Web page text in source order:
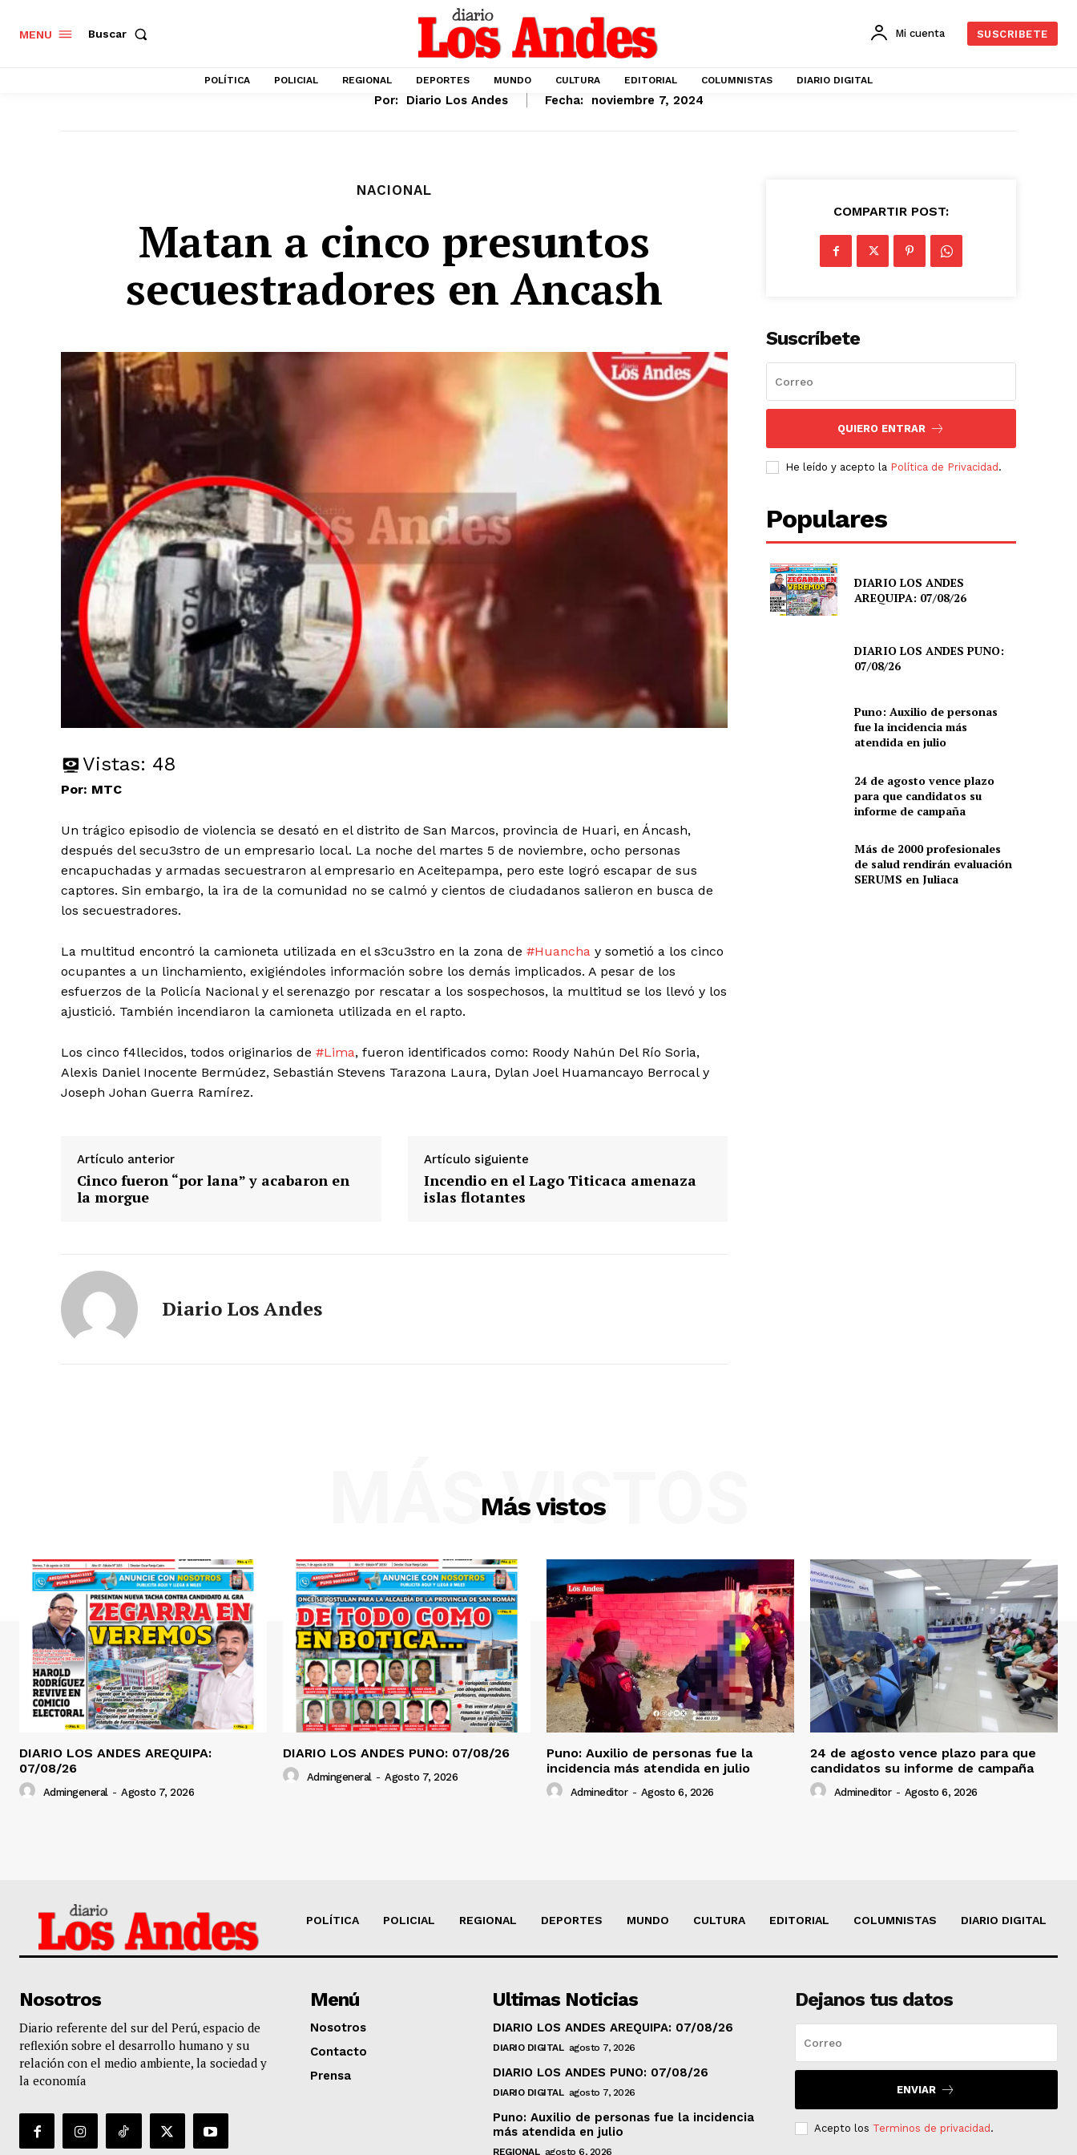
Contacto
Prensa
MENU Buscar Mi cuenta SUSCRIBETE
POLÍTICA POLICIAL REGIONAL DEPORTES MUNDO CULTURA EDITORIAL COLUMNISTAS DIARIO DIGITAL
Por: Diario Los Andes Fecha: noviembre 7, 2024
NACIONAL
Matan a cinco presuntos
secuestradores en Ancash
Vistas: 48
Por: MTC
Un trágico episodio de violencia se desató en el distrito de San Marcos, provincia de Huari, en Áncash,
después del secu3stro de un empresario local. La noche del martes 5 de noviembre, ocho personas
encapuchadas y armadas secuestraron al empresario en Aceitepampa, pero este logró escapar de sus
captores. Sin embargo, la ira de la comunidad no se calmó y cientos de ciudadanos salieron en busca de
los secuestradores.
La multitud encontró la camioneta utilizada en el s3cu3stro en la zona de #Huancha y sometió a los cinco
ocupantes a un linchamiento, exigiéndoles información sobre los demás implicados. A pesar de los
esfuerzos de la Policía Nacional y el serenazgo por rescatar a los sospechosos, la multitud se los llevó y los
ajustició. También incendiaron la camioneta utilizada en el rapto.
Los cinco f4llecidos, todos originarios de #Lima, fueron identificados como: Roody Nahún Del Río Soria,
Alexis Daniel Inocente Bermúdez, Sebastián Stevens Tarazona Laura, Dylan Joel Huamancayo Berrocal y
Joseph Johan Guerra Ramírez.
Artículo anterior
Cinco fueron “por lana” y acabaron en
la morgue
Artículo siguiente
Incendio en el Lago Titicaca amenaza
islas flotantes
Diario Los Andes
COMPARTIR POST:
Suscríbete
QUIERO ENTRAR
He leído y acepto la Política de Privacidad .
Populares
DIARIO LOS ANDES
AREQUIPA: 07/08/26
DIARIO LOS ANDES PUNO:
07/08/26
Puno: Auxilio de personas
fue la incidencia más
atendida en julio
24 de agosto vence plazo
para que candidatos su
informe de campaña
Más de 2000 profesionales
de salud rendirán evaluación
SERUMS en Juliaca
Más vistos
MÁS VISTOS
DIARIO LOS ANDES AREQUIPA:
07/08/26
Admingeneral - Agosto 7, 2026
DIARIO LOS ANDES PUNO: 07/08/26
Admingeneral - Agosto 7, 2026
Puno: Auxilio de personas fue la
incidencia más atendida en julio
Admineditor - Agosto 6, 2026
24 de agosto vence plazo para que
candidatos su informe de campaña
Admineditor - Agosto 6, 2026
POLÍTICA POLICIAL REGIONAL DEPORTES MUNDO CULTURA EDITORIAL COLUMNISTAS DIARIO DIGITAL
Nosotros
Diario referente del sur del Perú, espacio de
reflexión sobre el desarrollo humano y su
relación con el medio ambiente, la sociedad y
la economía
Menú
Nosotros
Contacto
Prensa
Ultimas Noticias
DIARIO LOS ANDES AREQUIPA: 07/08/26
DIARIO DIGITAL agosto 7, 2026
DIARIO LOS ANDES PUNO: 07/08/26
DIARIO DIGITAL agosto 7, 2026
Puno: Auxilio de personas fue la incidencia
más atendida en julio
REGIONAL agosto 6, 2026
Dejanos tus datos
ENVIAR
Acepto los Terminos de privacidad .